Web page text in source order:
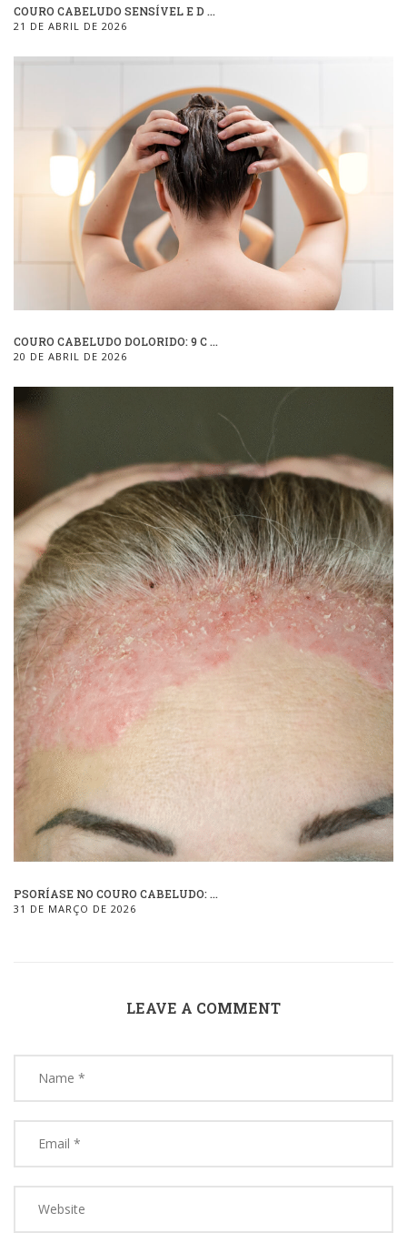
COURO CABELUDO SENSÍVEL E D ...
21 DE ABRIL DE 2026
COURO CABELUDO DOLORIDO: 9 C ...
20 DE ABRIL DE 2026
PSORÍASE NO COURO CABELUDO: ...
31 DE MARÇO DE 2026
LEAVE A COMMENT